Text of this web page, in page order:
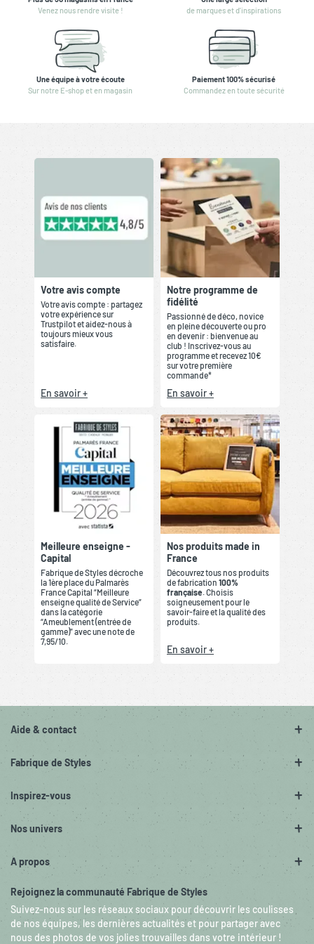
Venez nous rendre visite !
de marques et d'inspirations
Une équipe à votre écoute
Sur notre E-shop et en magasin
Paiement 100% sécurisé
Commandez en toute sécurité
Votre avis compte
Votre avis compte : partagez
votre expérience sur
Trustpilot et aidez-nous à
toujours mieux vous
satisfaire.
En savoir +
Notre programme de
fidélité
Passionné de déco, novice
en pleine découverte ou pro
en devenir : bienvenue au
club ! Inscrivez-vous au
programme et recevez 10€
sur votre première
commande*
En savoir +
Meilleure enseigne -
Capital
Fabrique de Styles décroche
la 1ère place du Palmarès
France Capital “Meilleure
enseigne qualité de Service”
dans la catégorie
“Ameublement (entrée de
gamme)” avec une note de
7,95/10.
Nos produits made in
France
Découvrez tous nos produits
de fabrication 100%
française. Choisis
soigneusement pour le
savoir-faire et la qualité des
produits.
En savoir +
Aide & contact
Fabrique de Styles
Inspirez-vous
Nos univers
A propos
Rejoignez la communauté Fabrique de Styles
Suivez-nous sur les réseaux sociaux pour découvrir les coulisses
de nos équipes, les dernières actualités et pour partager avec
nous des photos de vos jolies trouvailles dans votre intérieur !